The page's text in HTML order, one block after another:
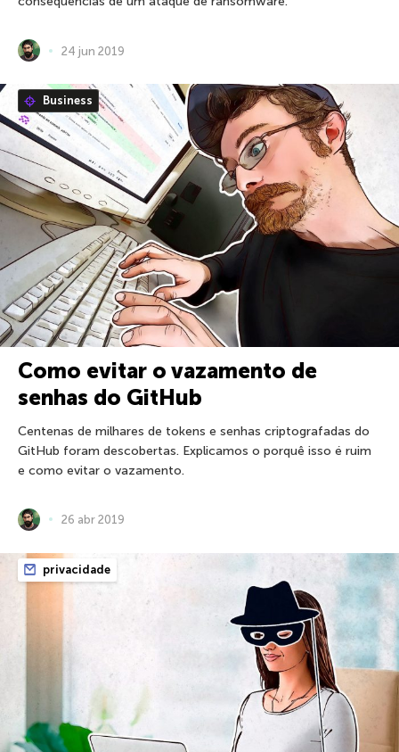
24 jun 2019
Business
Como evitar o vazamento de
senhas do GitHub
Centenas de milhares de tokens e senhas criptografadas do
GitHub foram descobertas. Explicamos o porquê isso é ruim
e como evitar o vazamento.
26 abr 2019
privacidade